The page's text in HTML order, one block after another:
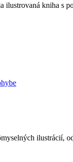
ilustrovaná kniha s
ilustrácií,